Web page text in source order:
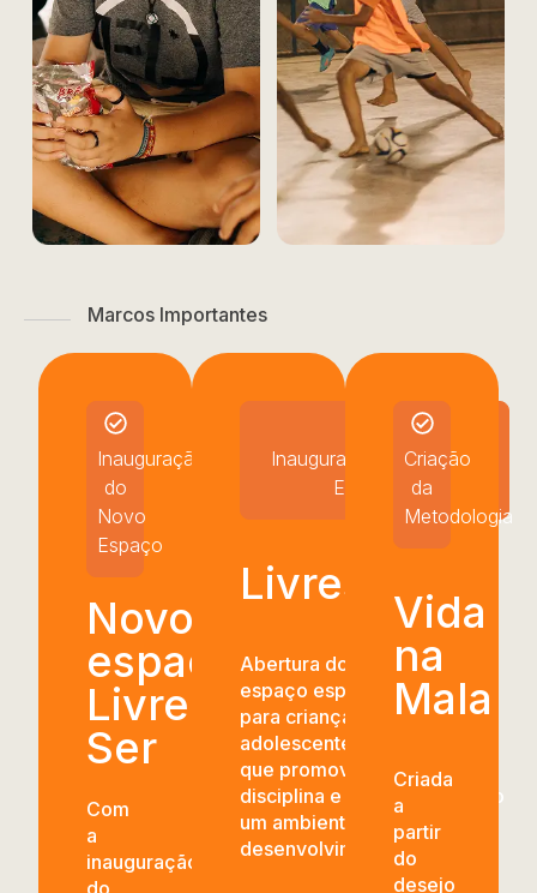
Marcos Importantes
Inauguração
do
Novo
Espaço
Novo
espaço
Livre
Ser
Com
a
inauguração
Inauguração do Projeto
Esportivo
Livres Play
Abertura do nosso primeiro
espaço esportivo voltado
para crianças e
adolescentes. Um marco
que promoveu saúde,
disciplina e diversão, criando
um ambiente seguro para o
desenvolvimento integral.
Criação
da
Metodologia
Vida
na
Mala
Criada
a
partir
do
desejo